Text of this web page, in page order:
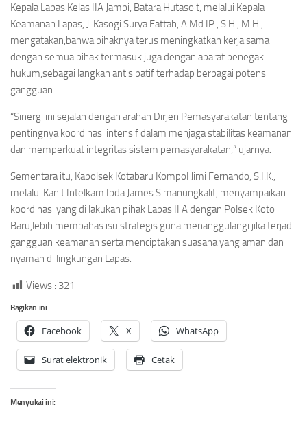
Kepala Lapas Kelas IIA Jambi, Batara Hutasoit, melalui Kepala
Keamanan Lapas, J. Kasogi Surya Fattah, A.Md.IP., S.H., M.H.,
mengatakan,bahwa pihaknya terus meningkatkan kerja sama
dengan semua pihak termasuk juga dengan aparat penegak
hukum,sebagai langkah antisipatif terhadap berbagai potensi
gangguan.
“Sinergi ini sejalan dengan arahan Dirjen Pemasyarakatan tentang
pentingnya koordinasi intensif dalam menjaga stabilitas keamanan
dan memperkuat integritas sistem pemasyarakatan,” ujarnya.
Sementara itu, Kapolsek Kotabaru Kompol Jimi Fernando, S.I.K.,
melalui Kanit Intelkam Ipda James Simanungkalit, menyampaikan
koordinasi yang di lakukan pihak Lapas II A dengan Polsek Koto
Baru,lebih membahas isu strategis guna menanggulangi jika terjadi
gangguan keamanan serta menciptakan suasana yang aman dan
nyaman di lingkungan Lapas.
Views : 321
Bagikan ini:
Facebook X WhatsApp
Surat elektronik Cetak
Menyukai ini: